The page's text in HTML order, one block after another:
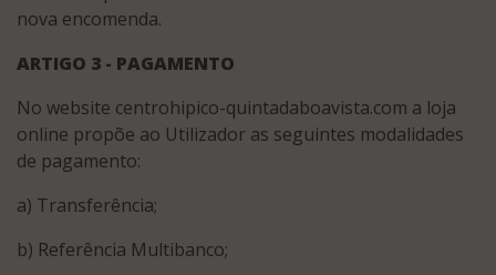
nova encomenda.
ARTIGO 3 - PAGAMENTO
No website centrohipico-quintadaboavista.com a loja
online propõe ao Utilizador as seguintes modalidades
de pagamento:
a) Transferência;
b) Referência Multibanco;